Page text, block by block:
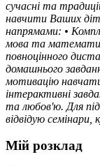
сучасні та
навчити Ваших
напрямами: •
мова та
повноцінного
домашнього
мотивацію
інтерактивні
та любов'ю. Для
відвідую семінари,
Мій розклад